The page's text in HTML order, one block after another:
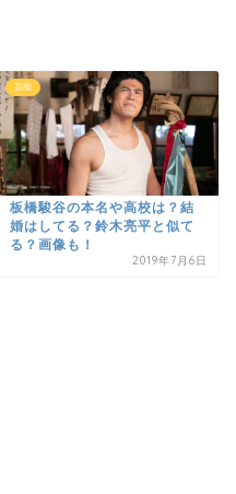
芸能
板橋駿谷の本名や高校は？結
婚はしてる？鈴木亮平と似て
る？画像も！
2019年7月6日